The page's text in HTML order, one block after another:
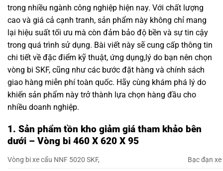
trong nhiều ngành công nghiệp hiện nay. Với chất lượng
cao và giá cả cạnh tranh, sản phẩm này không chỉ mang
lại hiệu suất tối ưu mà còn đảm bảo độ bền và sự tin cậy
trong quá trình sử dụng. Bài viết này sẽ cung cấp thông tin
chi tiết về đặc điểm kỹ thuật, ứng dụng,lý do bạn nên chọn
vòng bi SKF, cũng như các bước đặt hàng và chính sách
giao hàng miễn phí toàn quốc. Hãy cùng khám phá lý do
khiến sản phẩm này trở thành lựa chọn hàng đầu cho
nhiều doanh nghiệp.
1. Sản phẩm tồn kho giảm giá tham khảo bên
dưới – Vòng bi 460 X 620 X 95
Vòng bi xe cẩu NNF 5020 SKF,
Bạc đạn